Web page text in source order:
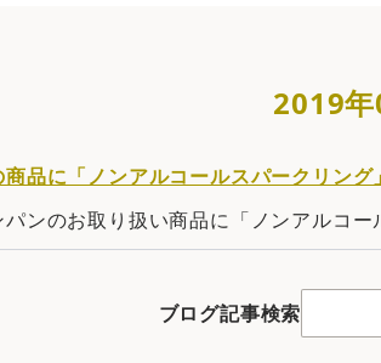
2019
品に「ノンアルコールスパークリング
ンのお取り扱い商品に「ノンアルコ
ブログ記事検索